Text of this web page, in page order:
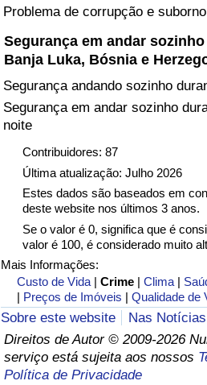
Problema de corrupção e suborno
Segurança em andar
Banja Luka, Bósnia e
Segurança andando sozinho
Segurança em andar sozinho
noite
Contribuidores: 87
Última atualização: Julho 2026
Estes dados são baseados em
deste website nos últimos 3 anos.
Se o valor é 0, significa que é
valor é 100, é considerado muito
Mais Informações:
Custo de Vida |Crime |Clima |
| Preços de Imóveis |Qualidade de
Sobre este website
Nas Notícias
Direitos de Autor © 2009-2026
serviço está sujeita aos nossos
Política de Privacidade
Trânsito
Indicador de Trânsito
Indicador de Trânsito (Atual)
Indicador de Trânsito por País